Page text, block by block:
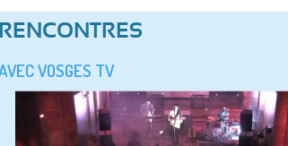
RENCONTRES
VOSGES TV